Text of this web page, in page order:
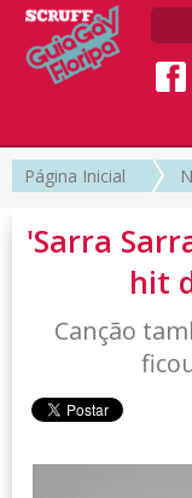
Página Inicial
'Sarra
hit
Canção